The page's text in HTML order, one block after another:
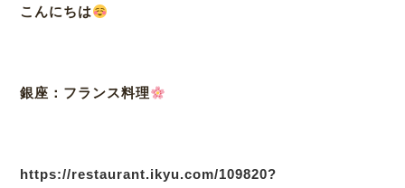
こんにちは
銀座：フランス料理
https://restaurant.ikyu.com/109820?